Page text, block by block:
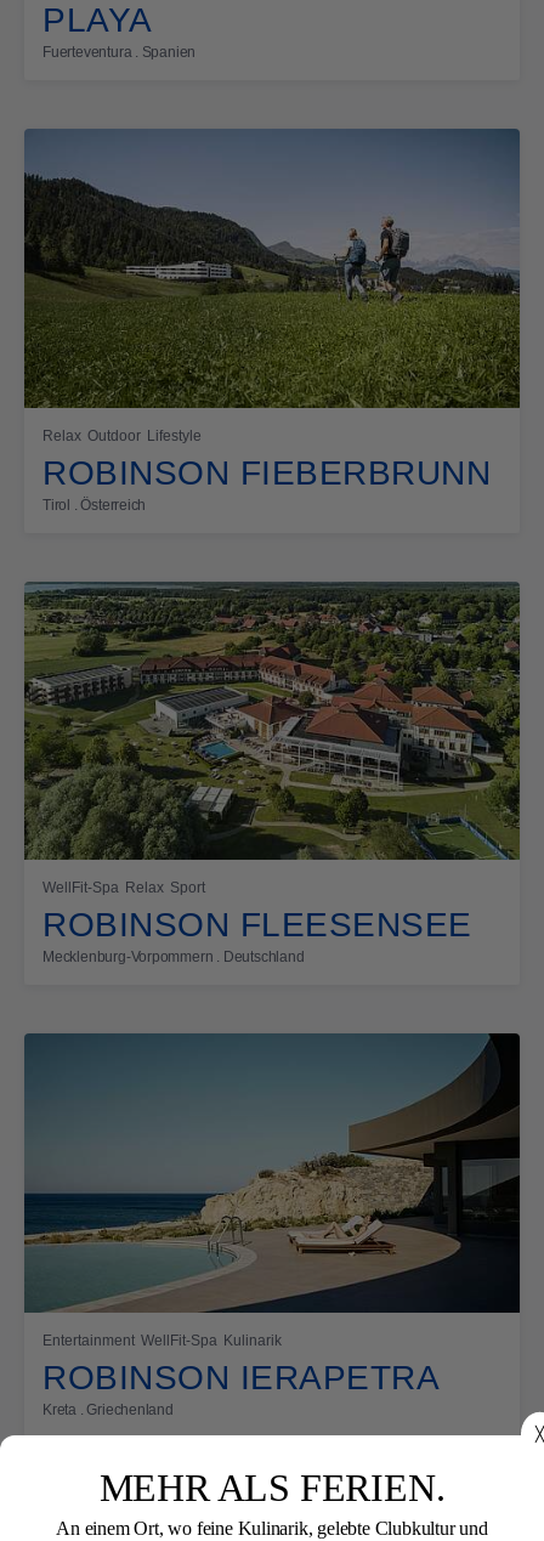
╳
MEHR ALS FERIEN.
An einem Ort, wo feine Kulinarik, gelebte Clubkultur und
PLAYA
Fuerteventura . Spanien
Relax Outdoor Lifestyle
ROBINSON FIEBERBRUNN
Tirol . Österreich
WellFit-Spa Relax Sport
ROBINSON FLEESENSEE
Mecklenburg-Vorpommern . Deutschland
Entertainment WellFit-Spa Kulinarik
ROBINSON IERAPETRA
Kreta . Griechenland